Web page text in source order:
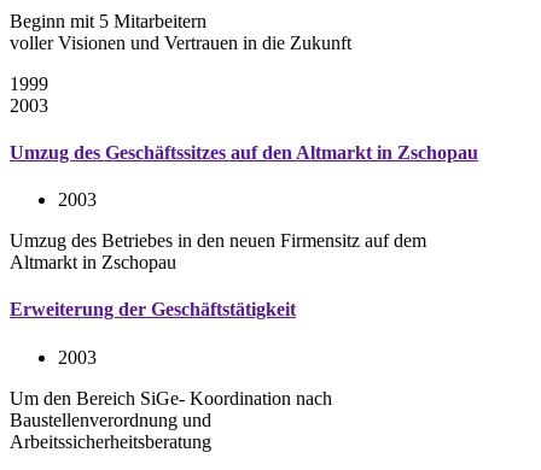
Beginn mit 5 Mitarbeitern
voller Visionen und Vertrauen in die Zukunft
1999
2003
Umzug des Geschäftssitzes auf den Altmarkt in Zschopau
2003
Umzug des Betriebes in den neuen Firmensitz auf dem
Altmarkt in Zschopau
Erweiterung der Geschäftstätigkeit
2003
Um den Bereich SiGe- Koordination nach
Baustellenverordnung und
Arbeitssicherheitsberatung